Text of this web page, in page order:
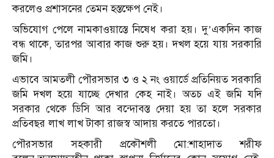
করলেও প্রশাসনের তেমন হস্তক্ষেপ নেই।
অভিযোগ পেলে নামকাওয়াস্তে নিষেধ করা হয়। দু’একদিন কাজ
বন্ধ থাকে, তারপর আবার কাজ শুরু হয়। দখল হয়ে যায় সরকারি
জমি।
এভাবে আমতলী পৌরসভার ৩ ও ২ নং ওয়ার্ডে প্রতিনিয়ত সরকারি
জমি দখল হয়ে যাচ্ছে দেখার কেহ নাই। অতচ এই জমি যদি
সরকার থেকে ডিসি আর বন্দোবস্ত দেয়া হয় তা হলে সরকার
প্রতিবছর লাখ লাখ টাকা রাজস্ব আদায় করতে পারতো।
পৌরসভার সহকারী প্রকৌশলী মো:শাহাদাত শরীফ